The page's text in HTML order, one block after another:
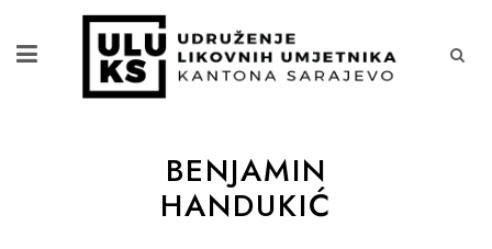
BENJAMIN
HANDUKIĆ